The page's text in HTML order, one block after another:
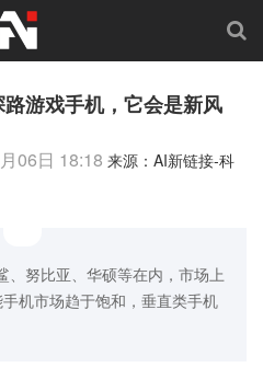
游戏手机，它会是新风
06日 18:18 来源：AI新链接-科
、努比亚、华硕等在内，市场上
机市场趋于饱和，垂直类手机